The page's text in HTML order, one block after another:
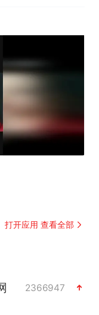
打开应用 查看全部
2366947